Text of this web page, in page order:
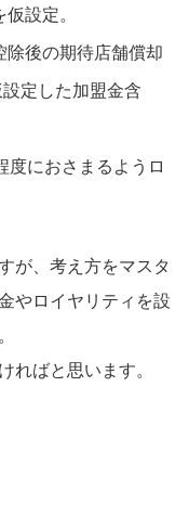
設定。
後の期待店舗償却
定した加盟金含
におさまるようロ
が、考え方をマスタ
やロイヤリティを設
ればと思います。